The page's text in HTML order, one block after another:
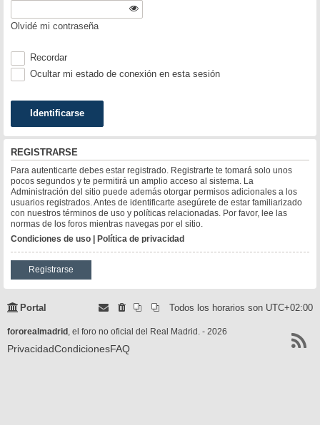
Olvidé mi contraseña
Recordar
Ocultar mi estado de conexión en esta sesión
REGISTRARSE
Para autenticarte debes estar registrado. Registrarte te tomará solo unos
pocos segundos y te permitirá un amplio acceso al sistema. La
Administración del sitio puede además otorgar permisos adicionales a los
usuarios registrados. Antes de identificarte asegúrete de estar familiarizado
con nuestros términos de uso y políticas relacionadas. Por favor, lee las
normas de los foros mientras navegas por el sitio.
Condiciones de uso | Política de privacidad
Registrarse
Portal Todos los horarios son UTC+02:00
fororealmadrid , el foro no oficial del Real Madrid. - 2026
PrivacidadCondicionesFAQ